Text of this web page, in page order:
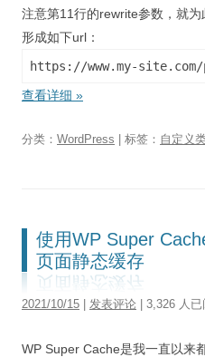
注意第11行的rewrite参数，就
形成如下url：
https://www.my-
查看详细 »
分类： WordPress | 标签： 自定义
使用WP Super
页面静态缓存
2021/10/15 发表评论 | 3,326 人已
WP Super Cache是我一直以来